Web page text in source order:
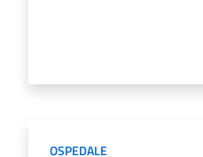
OSPEDALE